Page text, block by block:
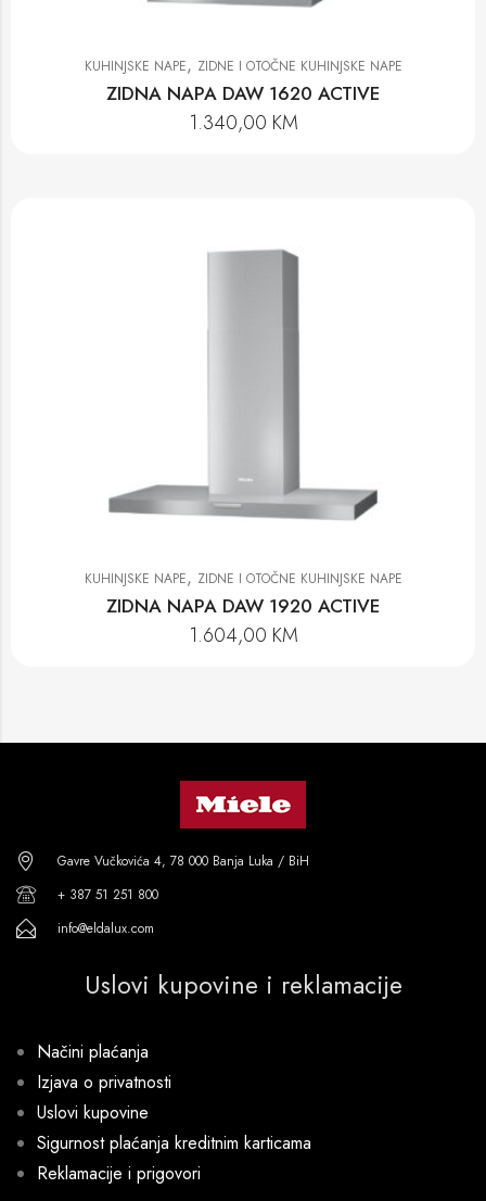
KUHINJSKE NAPE, ZIDNE I OTOČNE KUHINJSKE NAPE
ZIDNA NAPA DAW 1620 ACTIVE
1.340,00 KM
KUHINJSKE NAPE, ZIDNE I OTOČNE KUHINJSKE NAPE
ZIDNA NAPA DAW 1920 ACTIVE
1.604,00 KM
Gavre Vučkovića 4, 78 000 Banja Luka / BiH
+ 387 51 251 800
info@eldalux.com
Uslovi kupovine i reklamacije
Načini plaćanja
Izjava o privatnosti
Uslovi kupovine
Sigurnost plaćanja kreditnim karticama
Reklamacije i prigovori